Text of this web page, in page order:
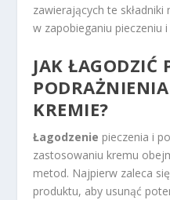
zawierających te
w zapobieganiu pieczeniu
JAK ŁAGODZIĆ
KREMIE?
Łagodzenie pieczenia i
zastosowaniu kremu
metod. Najpierw zaleca
produktu, aby usunąć